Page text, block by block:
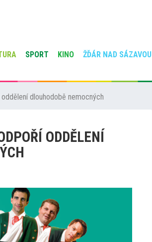
SPORT KINO ŽĎÁR NAD SÁZAVOU
dlouhodobě nemocných
ODDĚLENÍ